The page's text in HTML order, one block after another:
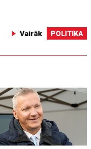
Vairāk POLITIKA